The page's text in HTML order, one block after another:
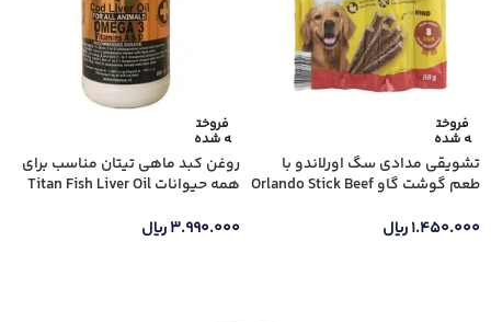
فروخت
ه شده
تشویقی مدادی سگ اورلاندو با
طعم گوشت گاو Orlando Stick Beef
۱.۴۵۰.۰۰۰ریال
فروخت
ه شده
روغن کبد ماهی تیتان مناسب برای
همه حیوانات Titan Fish Liver Oil
میلی لیتر
۳.۹۹۰.۰۰۰ریال